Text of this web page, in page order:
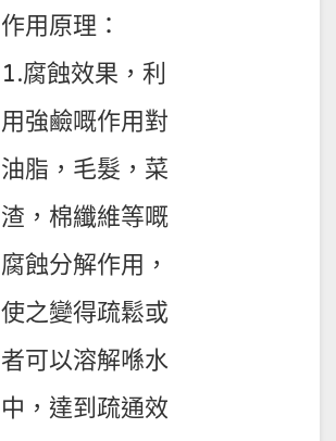
作用原理：
1.腐蝕效果，利
用強鹼嘅作用對
油脂，毛髮，菜
渣，棉纖維等嘅
腐蝕分解作用，
使之變得疏鬆或
者可以溶解喺水
中，達到疏通效